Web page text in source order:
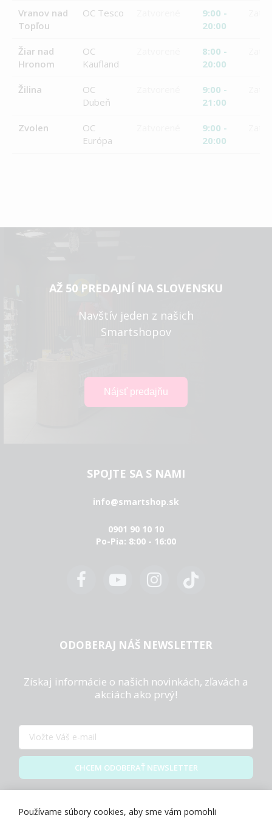
Vranov nad
Topľou
OC Tesco
9:00 -
20:00
Žiar nad
Hronom
OC
Kaufland
8:00 -
20:00
Žilina
OC
Dubeň
9:00 -
21:00
Zvolen
OC
Európa
9:00 -
20:00
AŽ 50 PREDAJNÍ NA SLOVENSKU
Navštív jeden z našich
Smartshopov
SPOJTE SA S NAMI
info@smartshop.sk
0901 90 10 10
Po-Pia: 8:00 - 16:00
ODOBERAJ NÁŠ NEWSLETTER
Získaj informácie o našich novinkách, zľavách a
akciách ako prvý!
CHCEM ODOBERAŤ NEWSLETTER
Používame súbory cookies, aby sme vám pomohli